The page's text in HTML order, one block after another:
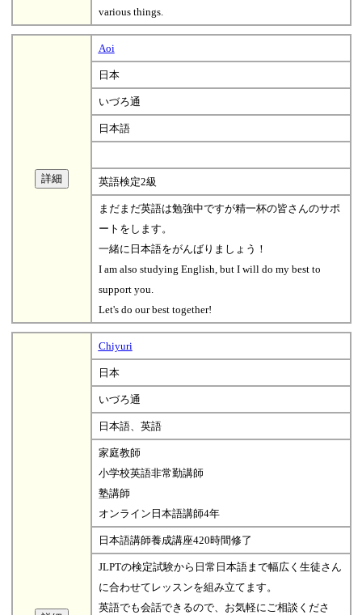
various things.
Aoi
日本
いづろ通
日本語
英語検定2級
まだまだ英語は勉強中ですが精一杯の皆さんのサポ
ートをします。
一緒に日本語をがんばりましょう！
I am also studying English, but I will do my best to
support you.
Let's do our best together!
Chiyuri
日本
いづろ通
日本語、英語
家庭教師
小学校英語非常勤講師
塾講師
オンライン日本語講師4年
日本語講師養成講座420時間修了
JLPTの検定試験から日常日本語まで幅広く生徒さん
に合わせてレッスンを組み立てます。
英語でも会話できるので、お気軽にご相談くださ